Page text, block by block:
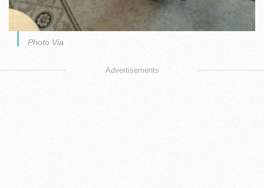
Photo Via
Advertisements